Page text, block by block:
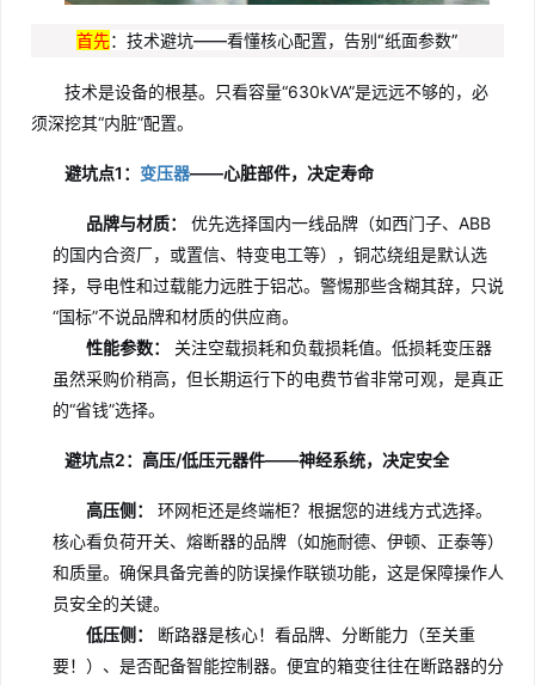
首先：技术避坑——看懂核心配置，告别“纸面参数”
技术是设备的根基。只看容量“630kVA”是远远不够的，必
须深挖其“内脏”配置。
避坑点1： 变压器——心脏部件，决定寿命
品牌与材质：
优先选择国内一线品牌（如西门子、ABB
的国内合资厂，或置信、特变电工等），铜芯绕组是默认选
择，导电性和过载能力远胜于铝芯。警惕那些含糊其辞，只说
“国标”不说品牌和材质的供应商。
性能参数：
关注空载损耗和负载损耗值。低损耗变压器
虽然采购价稍高，但长期运行下的电费节省非常可观，是真正
的“省钱”选择。
避坑点2：高压/低压元器件——神经系统，决定安全
高压侧：
环网柜还是终端柜？根据您的进线方式选择。
核心看负荷开关、熔断器的品牌（如施耐德、伊顿、正泰等）
和质量。确保具备完善的防误操作联锁功能，这是保障操作人
员安全的关键。
低压侧：
断路器是核心！看品牌、分断能力（至关重
要！）、是否配备智能控制器。便宜的箱变往往在断路器的分